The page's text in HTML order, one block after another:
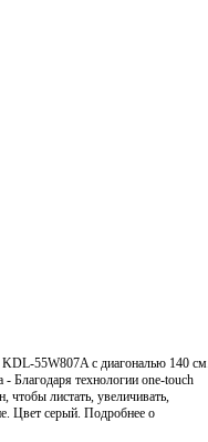
55W807A с диагональю 140
- Благодаря технологии one-touch
чтобы листать, увеличивать,
Цвет серый. Подробнее о